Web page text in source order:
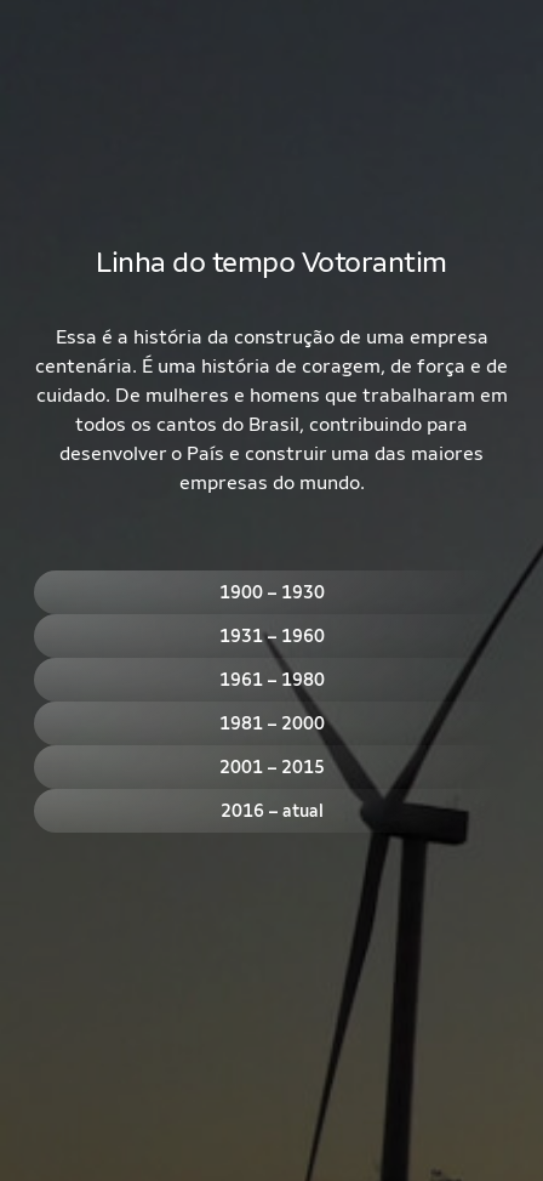
Linha do tempo Votorantim
Essa é a história da construção de uma empresa
centenária. É uma história de coragem, de força e de
cuidado. De mulheres e homens que trabalharam em
todos os cantos do Brasil, contribuindo para
desenvolver o País e construir uma das maiores
empresas do mundo.
1900 – 1930
1931 – 1960
1961 – 1980
1981 – 2000
2001 – 2015
2016 – atual